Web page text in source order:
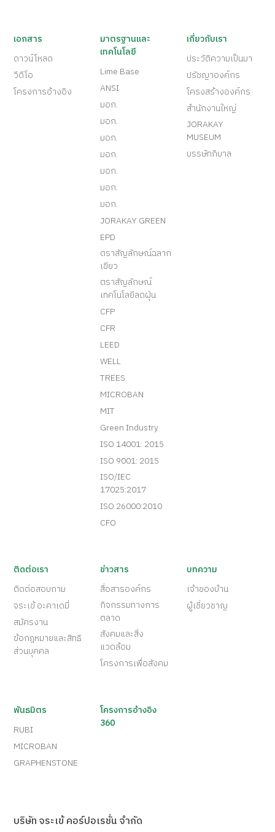
เอกสาร
ดาวน์โหลด
วีดีโอ
โครงการอ้างอิง
มาตรฐานและ
เทคโนโลยี
Lime Base
ANSI
มอก.
มอก.
มอก.
มอก.
มอก.
มอก.
มอก.
JORAKAY GREEN
EPD
ตราสัญลักษณ์ฉลาก
เขียว
ตราสัญลักษณ์
เทคโนโลยีลดฝุ่น
CFP
CFR
LEED
WELL
TREES
MICROBAN
MIT
Green Industry
ISO 14001: 2015
ISO 9001: 2015
ISO/IEC
17025:2017
ISO 26000:2010
CFO
เกี่ยวกับเรา
ประวัติความเป็นมา
ปรัชญาองค์กร
โครงสร้างองค์กร
สำนักงานใหญ่
JORAKAY
MUSEUM
บรรษัทภิบาล
ติดต่อเรา
ติดต่อสอบถาม
จระเข้ อะคาเดมี่
สมัครงาน
ข้อกฎหมายและสิทธิ
ส่วนบุคคล
ข่าวสาร
สื่อสารองค์กร
กิจกรรมทางการ
ตลาด
สังคมและสิ่ง
แวดล้อม
โครงการเพื่อสังคม
บทความ
เจ้าของบ้าน
ผู้เชี่ยวชาญ
พันธมิตร
RUBI
MICROBAN
GRAPHENSTONE
โครงการอ้างอิง
360
บริษัท จระเข้ คอร์ปอเรชั่น จำกัด